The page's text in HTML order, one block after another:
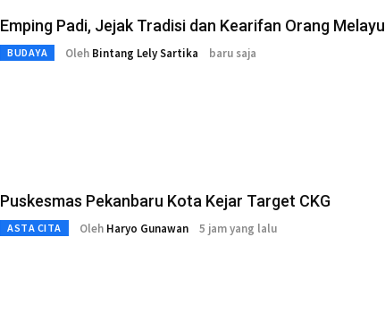
Emping Padi, Jejak Tradisi dan Kearifan Orang Melayu
BUDAYA Oleh Bintang Lely Sartika baru saja
Puskesmas Pekanbaru Kota Kejar Target CKG
ASTA CITA Oleh Haryo Gunawan 5 jam yang lalu